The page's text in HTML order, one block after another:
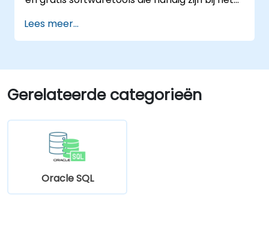
Lees meer...
Gerelateerde categorieën
Oracle SQL